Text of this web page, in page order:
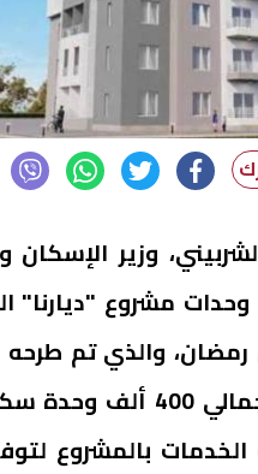
وزير الإسكان
وحدات مشروع "ديارنا"
رمضان، والذي تم
أعدته وزارة الإسكان
الخدمات بالمشروع